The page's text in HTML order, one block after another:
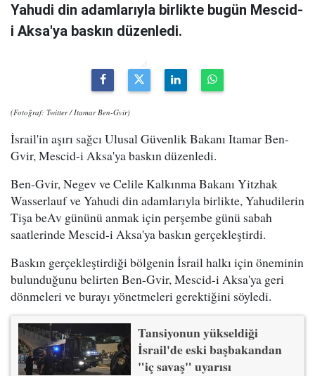
Yahudi din adamlarıyla birlikte bugün Mescid-
i Aksa'ya baskın düzenledi.
(Fotoğraf: Twitter / Itamar Ben-Gvir)
İsrail'in aşırı sağcı Ulusal Güvenlik Bakanı Itamar Ben-
Gvir, Mescid-i Aksa'ya baskın düzenledi.
Ben-Gvir, Negev ve Celile Kalkınma Bakanı Yitzhak
Wasserlauf ve Yahudi din adamlarıyla birlikte, Yahudilerin
Tişa beAv gününü anmak için perşembe günü sabah
saatlerinde Mescid-i Aksa'ya baskın gerçekleştirdi.
Baskın gerçekleştirdiği bölgenin İsrail halkı için öneminin
bulunduğunu belirten Ben-Gvir, Mescid-i Aksa'ya geri
dönmeleri ve burayı yönetmeleri gerektiğini söyledi.
Tansiyonun yükseldiği
İsrail'de eski başbakandan
"iç savaş" uyarısı